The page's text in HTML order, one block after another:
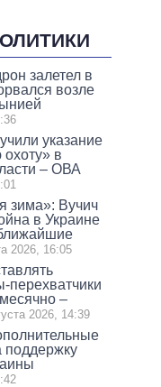
залетел в
возле
указание
в
– ОВА
зима»: Вучич
в Украине
2026, 16:05
перехватчики
–
2026, 14:39
поддержку